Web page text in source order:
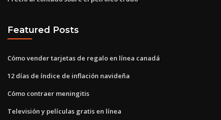
Featured Posts
Cómo vender tarjetas de regalo en línea canadá
12 días de índice de inflación navideña
Cómo contraer meningitis
Televisión y películas gratis en línea